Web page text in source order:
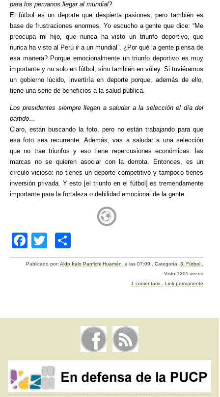
para los peruanos llegar al mundial?
El fútbol es un deporte que despierta pasiones, pero también es
base de frustraciones enormes. Yo escucho a gente que dice: “Me
preocupa mi hijo, que nunca ha visto un triunfo deportivo, que
nunca ha visto al Perú ir a un mundial”. ¿Por qué la gente piensa de
esa manera? Porque emocionalmente un triunfo deportivo es muy
importante y no solo en fútbol, sino también en vóley. Si tuviéramos
un gobierno lúcido, invertiría en deporte porque, además de ello,
tiene una serie de beneficios a la salud pública.
Los presidentes siempre llegan a saludar a la selección el día del
partido…
Claro, están buscando la foto, pero no están trabajando para que
esa foto sea recurrente. Además, vas a saludar a una selección
que no trae triunfos y eso tiene repercusiones económicas: las
marcas no se quieren asociar con la derrota. Entonces, es un
círculo vicioso: no tienes un deporte competitivo y tampoco tienes
inversión privada. Y esto [el triunfo en el fútbol] es tremendamente
importante para la fortaleza o debilidad emocional de la gente.
F
a
o
wi
tt
o
m
tir
Publicado por:Aldo Italo Panfichi Huamán a las 07:09.Categoría:3. Fútbol .
Visto:1205 veces
1 comentario. Link permanente